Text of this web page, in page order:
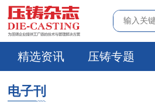
精选资讯 压铸专题
电子刊